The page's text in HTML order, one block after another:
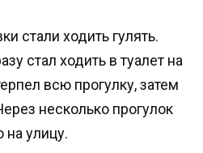
стали ходить гулять.
стал ходить в туалет на
всю прогулку, затем
несколько прогулок
на улицу.